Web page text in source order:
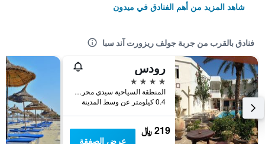
شاهد المزيد من أهم الفنادق في ميدون
فنادق بالقرب من جربة جولف ريزورت آند سبا
رودس
4 نجوم
المنطقة السياحية سيدي محرز, ميدون, تونس
0.4 كيلومتر عن وسط المدينة
219 ﷼
عرض الصفقة